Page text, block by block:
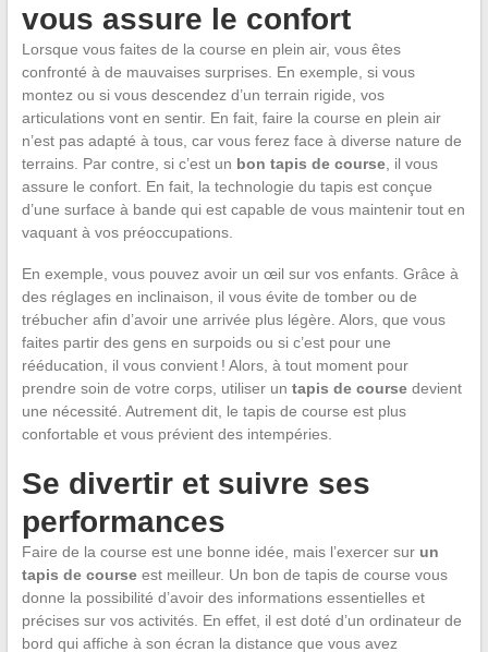
vous assure le confort
Lorsque vous faites de la course en plein air, vous êtes
confronté à de mauvaises surprises. En exemple, si vous
montez ou si vous descendez d’un terrain rigide, vos
articulations vont en sentir. En fait, faire la course en plein air
n’est pas adapté à tous, car vous ferez face à diverse nature de
terrains. Par contre, si c’est un bon tapis de course, il vous
assure le confort. En fait, la technologie du tapis est conçue
d’une surface à bande qui est capable de vous maintenir tout en
vaquant à vos préoccupations.
En exemple, vous pouvez avoir un œil sur vos enfants. Grâce à
des réglages en inclinaison, il vous évite de tomber ou de
trébucher afin d’avoir une arrivée plus légère. Alors, que vous
faites partir des gens en surpoids ou si c’est pour une
rééducation, il vous convient ! Alors, à tout moment pour
prendre soin de votre corps, utiliser un tapis de coursedevient
une nécessité. Autrement dit, le tapis de course est plus
confortable et vous prévient des intempéries.
Se divertir et suivre ses
performances
Faire de la course est une bonne idée, mais l’exercer sur un
tapis de courseest meilleur. Un bon de tapis de course vous
donne la possibilité d’avoir des informations essentielles et
précises sur vos activités. En effet, il est doté d’un ordinateur de
bord qui affiche à son écran la distance que vous avez